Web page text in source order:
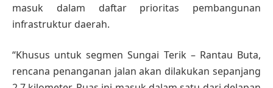
masuk dalam daftar prioritas pembangunan
infrastruktur daerah.
“Khusus untuk segmen Sungai Terik – Rantau Buta,
rencana penanganan jalan akan dilakukan sepanjang